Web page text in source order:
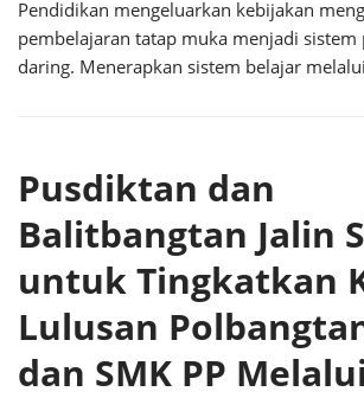
Pendidikan mengeluarkan kebijakan
pembelajaran tatap muka menjadi sistem
daring. Menerapkan sistem belajar
Pusdiktan dan
Balitbangtan Jalin
untuk Tingkatkan
Lulusan
dan SMK PP